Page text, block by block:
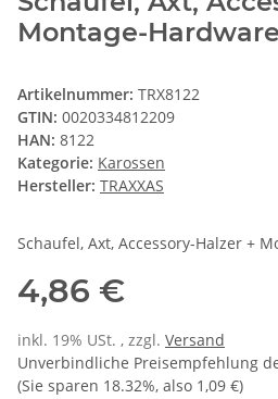
Montage-Hardware
Artikelnummer: TRX8122
GTIN: 0020334812209
HAN: 8122
Kategorie: Karossen
Hersteller: TRAXXAS
Schaufel, Axt, Accessory-Halzer +
4,86 €
inkl. 19% USt. , zzgl. Versand
Unverbindliche Preisempfehlung
(Sie sparen 18.32%, also 1,09 €)